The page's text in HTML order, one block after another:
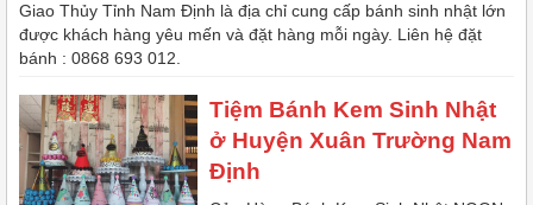
Giao Thủy Tỉnh Nam Định là địa chỉ cung cấp bánh sinh nhật lớn
được khách hàng yêu mến và đặt hàng mỗi ngày. Liên hệ đặt
bánh : 0868 693 012.
Tiệm Bánh Kem Sinh Nhật
ở Huyện Xuân Trường Nam
Định